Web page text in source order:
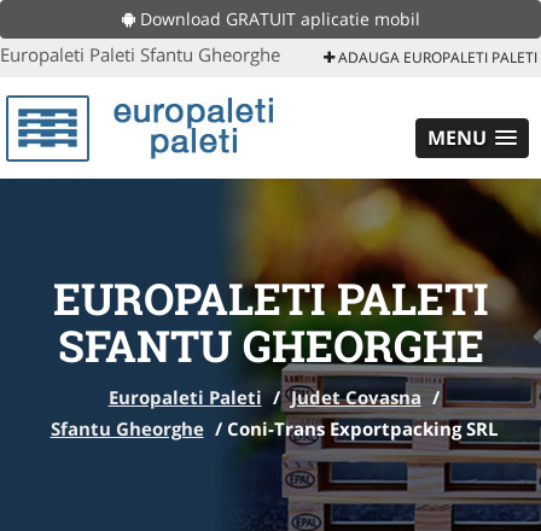
Download GRATUIT aplicatie mobil
Europaleti Paleti Sfantu Gheorghe ADAUGA EUROPALETI PALETI
MENU
EUROPALETI PALETI
SFANTU GHEORGHE
Europaleti Paleti / Judet Covasna /
Sfantu Gheorghe / Coni-Trans Exportpacking SRL